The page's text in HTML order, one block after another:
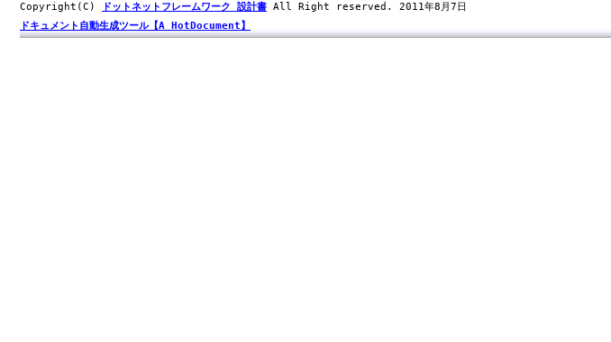
Copyright(C) ドットネットフレームワーク 設計書 All Right reserved. 2011年8月7日
ドキュメント自動生成ツール【A HotDocument】